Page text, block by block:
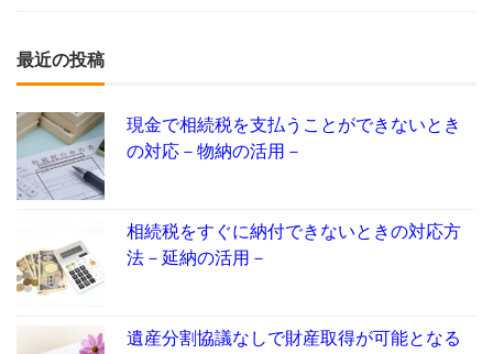
最近の投稿
現金で相続税を支払うことができないとき
の対応－物納の活用－
相続税をすぐに納付できないときの対応方
法－延納の活用－
遺産分割協議なしで財産取得が可能となる